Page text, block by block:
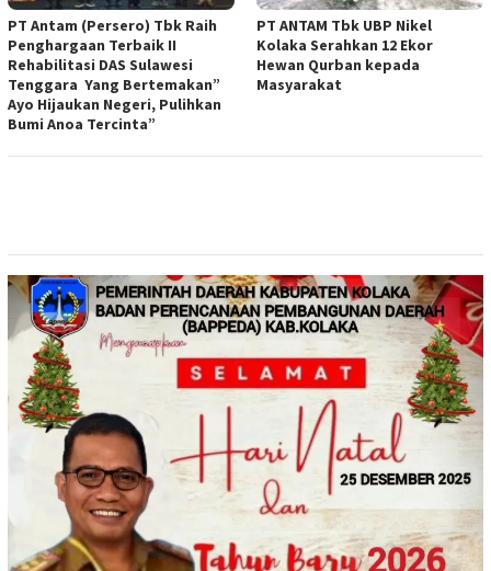
PT Antam (Persero) Tbk Raih
Penghargaan Terbaik II
Rehabilitasi DAS Sulawesi
Tenggara Yang Bertemakan”
Ayo Hijaukan Negeri, Pulihkan
Bumi Anoa Tercinta”
PT ANTAM Tbk UBP Nikel
Kolaka Serahkan 12 Ekor
Hewan Qurban kepada
Masyarakat